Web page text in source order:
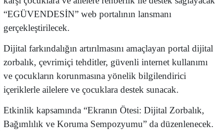
“EGÜVENDESİN” web portalının lansmanı
gerçekleştirilecek.
Dijital farkındalığın artırılmasını amaçlayan portal dijital
zorbalık, çevrimiçi tehditler, güvenli internet kullanımı
ve çocukların korunmasına yönelik bilgilendirici
içeriklerle ailelere ve çocuklara destek sunacak.
Etkinlik kapsamında “Ekranın Ötesi: Dijital Zorbalık,
Bağımlılık ve Koruma Sempozyumu” da düzenlenecek.